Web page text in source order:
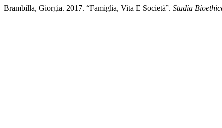
Brambilla, Giorgia. 2017. “Famiglia, Vita E Società”. Studia